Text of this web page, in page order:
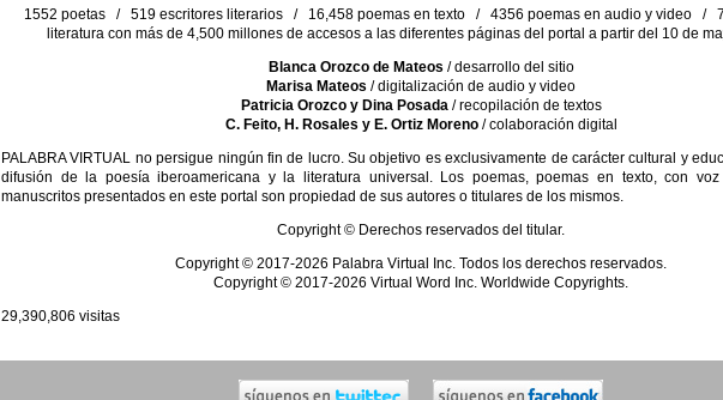
1552 poetas / 519 escritores literarios / 16,458 poemas en texto / 4356 poemas en audio y video /
literatura con más de 4,500 millones de accesos a las diferentes páginas del portal a partir del 10 de
Blanca Orozco de Mateos / desarrollo del sitio
Marisa Mateos / digitalización de audio y video
Patricia Orozco y Dina Posada/ recopilación de textos
C. Feito, H. Rosales y E. Ortiz Moreno/ colaboración digital
PALABRA VIRTUAL no persigue ningún fin de lucro. Su objetivo es exclusivamente de carácter cultural y
difusión de la poesía iberoamericana y la literatura universal. Los poemas, poemas en texto, con
manuscritos presentados en este portal son propiedad de sus autores o titulares de los mismos.
Copyright © Derechos reservados del titular.
Copyright © 2017-2026 Palabra Virtual Inc. Todos los derechos reservados.
Copyright © 2017-2026 Virtual Word Inc. Worldwide Copyrights.
29,390,806 visitas